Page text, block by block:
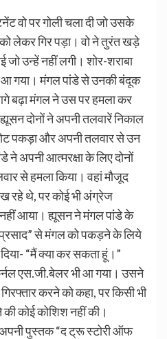
वो पर गोली चला दी जो उसके
लेकर गिर पड़ा। वो ने तुरंत खड़े
जो उन्हें नहीं लगी। शोर-शराबा
गया। मंगल पांडे से उनकी बंदूक
बढ़ा मंगल ने उस पर हमला कर
दोनों ने अपनी तलवारें निकाल
पकड़ा और अपनी तलवार से उन
ने अपनी आत्मरक्षा के लिए दोनों
से हमला किया। वहां मौजूद
रहे थे, पर कोई भी अंग्रेज
आया। ह्यूसन ने मंगल पांडे के
प्रसाद” से मंगल को पकड़ने के लिये
“मैं क्या कर सकता हूं।”
एस.जी.बेलर भी आ गया। उसने
करने को कहा, पर किसी भी
कोई कोशिश नहीं की।
पुस्तक “द ट्रू स्टोरी ऑफ